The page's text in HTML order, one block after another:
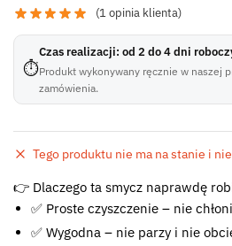
(1 opinia klienta)
⏱
Czas realizacji: od 2 do 4 dni
Produkt wykonywany ręcznie w naszej
zamówienia.
Tego produktu nie ma na stanie i
Błąd:Brak formularza
👉 Dlaczego ta smycz naprawdę
✅ Proste czyszczenie – nie
✅ Wygodna – nie parzy i nie